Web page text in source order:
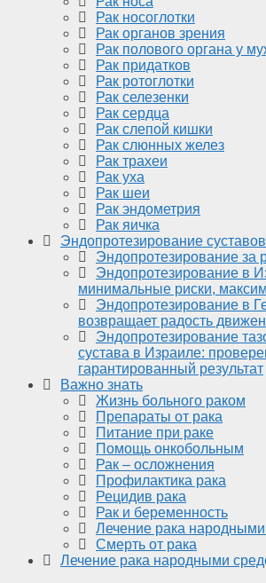
Рак носоглотки
Рак органов зрения
Рак полового органа у
Рак придатков
Рак ротоглотки
Рак селезенки
Рак сердца
Рак слепой кишки
Рак слюнных желез
Рак трахеи
Рак уха
Рак шеи
Рак эндометрия
Рак яичка
Эндопротезирование суставов
Эндопротезирование за
Эндопротезирование в
минимальные риски,
Эндопротезирование в
возвращает радость
Эндопротезирование
сустава в Израиле:
гарантированный результат
Важно знать
Жизнь больного раком
Препараты от рака
Питание при раке
Помощь онкобольным
Рак – осложнения
Профилактика рака
Рецидив рака
Рак и беременность
Лечение рака
Смерть от рака
Лечение рака народными